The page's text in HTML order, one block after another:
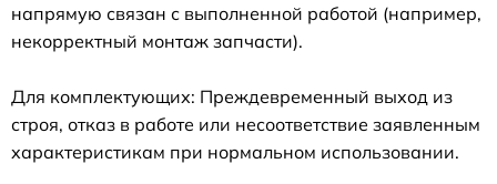
напрямую связан с выполненной работой (например,
некорректный монтаж запчасти).
Для комплектующих: Преждевременный выход из
строя, отказ в работе или несоответствие заявленным
характеристикам при нормальном использовании.